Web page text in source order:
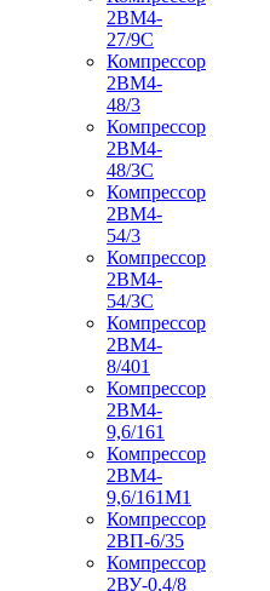
2ВМ4-
27/9С
Компрессор
2ВМ4-
48/3
Компрессор
2ВМ4-
48/3С
Компрессор
2ВМ4-
54/3
Компрессор
2ВМ4-
54/3С
Компрессор
2ВМ4-
8/401
Компрессор
2ВМ4-
9,6/161
Компрессор
2ВМ4-
9,6/161М1
Компрессор
2ВП-6/35
Компрессор
2ВУ-0,4/8